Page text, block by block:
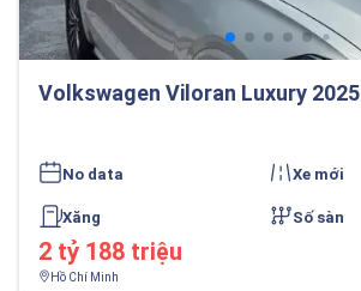
Volkswagen Viloran Luxury 2025
No data Xe mới
Xăng Số sàn
2 tỷ 188 triệu
Hồ Chí Minh